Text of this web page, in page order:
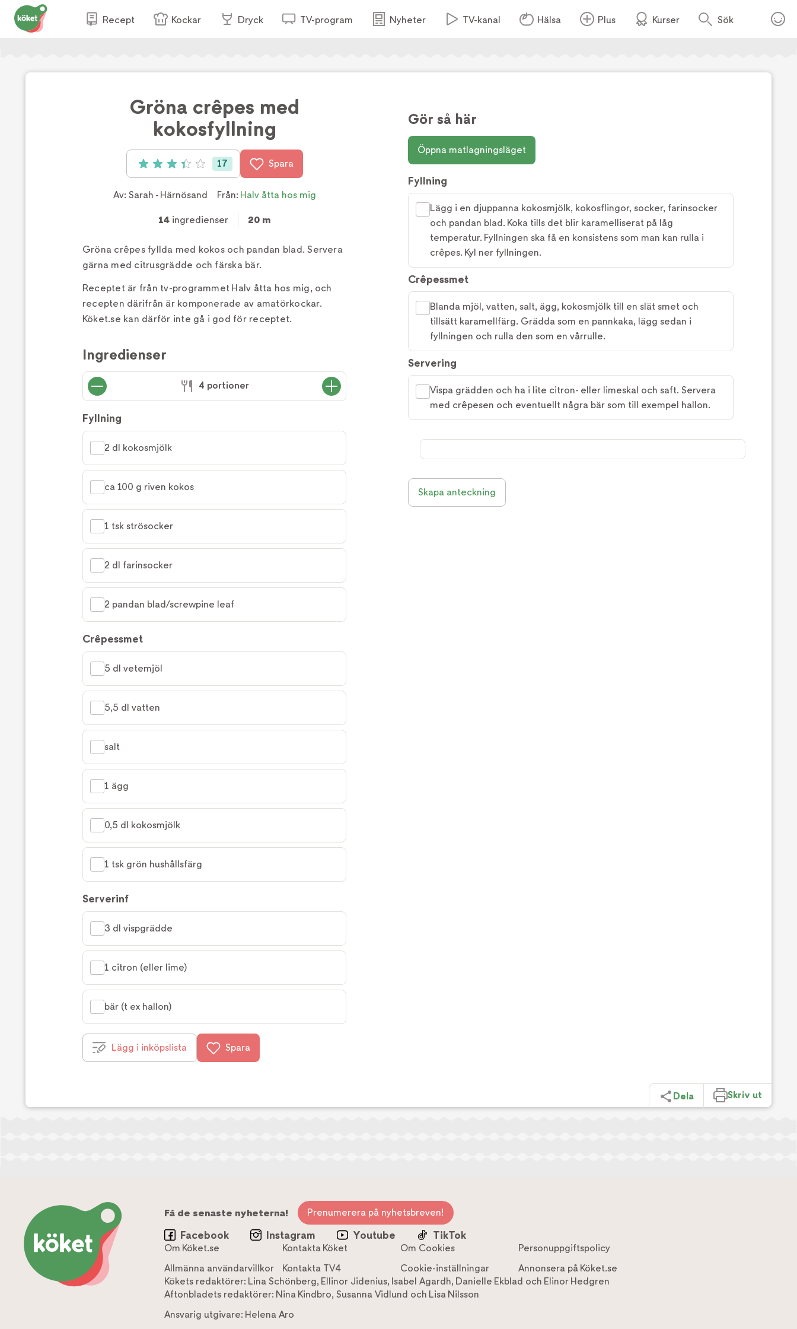
Recept Kockar Dryck TV-program Nyheter TV-kanal Hälsa Plus Kurser Sök
Foto:TV4
Gröna crêpes med
kokosfyllning
Betyg: 3.4 av 5 (17 röster)
17 Spara
Av: Sarah - Härnösand Från: Halv åtta hos mig
14 ingredienser 20 m
Gröna crêpes fyllda med kokos och pandan blad. Servera
gärna med citrusgrädde och färska bär.
Receptet är från tv-programmet Halv åtta hos mig, och
recepten därifrån är komponerade av amatörkockar.
Köket.se kan därför inte gå i god för receptet.
Ingredienser
4 portioner
Fyllning
2 dl kokosmjölk
ca 100 g riven kokos
1 tsk strösocker
2 dl farinsocker
2 pandan blad/screwpine leaf
Crêpessmet
5 dl vetemjöl
5,5 dl vatten
salt
1 ägg
0,5 dl kokosmjölk
1 tsk grön hushållsfärg
Serverinf
3 dl vispgrädde
1 citron (eller lime)
bär (t ex hallon)
Lägg i inköpslista Spara
Gör så här
Öppna matlagningsläget
Fyllning
Lägg i en djuppanna kokosmjölk, kokosflingor, socker, farinsocker
och pandan blad. Koka tills det blir karamelliserat på låg
temperatur. Fyllningen ska få en konsistens som man kan rulla i
crêpes. Kyl ner fyllningen.
Crêpessmet
Blanda mjöl, vatten, salt, ägg, kokosmjölk till en slät smet och
tillsätt karamellfärg. Grädda som en pannkaka, lägg sedan i
fyllningen och rulla den som en vårrulle.
Servering
Vispa grädden och ha i lite citron- eller limeskal och saft. Servera
med crêpesen och eventuellt några bär som till exempel hallon.
Skapa anteckning
Dela Skriv ut
Få de senaste nyheterna! Prenumerera på nyhetsbreven!
Facebook Instagram Youtube TikTok
Om Köket.se Kontakta Köket Om Cookies
Personuppgiftspolicy
Allmänna användarvillkor
Kontakta TV4 Cookie-inställningar
Annonsera på Köket.se
Kökets redaktörer: Lina Schönberg, Ellinor Jidenius, Isabel Agardh, Danielle Ekblad och Elinor Hedgren
Aftonbladets redaktörer: Nina Kindbro, Susanna Vidlund och Lisa Nilsson
Ansvarig utgivare: Helena Aro